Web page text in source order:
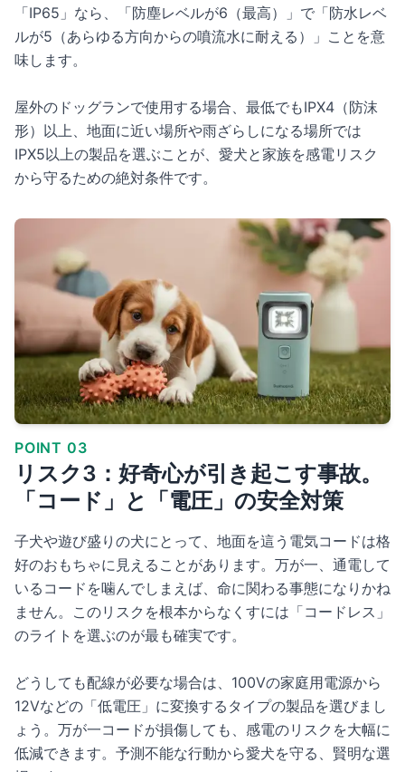
「IP65」なら、「防塵レベルが6（最高）」で「防水レベ
ルが5（あらゆる方向からの噴流水に耐える）」ことを意
味します。
屋外のドッグランで使用する場合、最低でもIPX4（防沫
形）以上、地面に近い場所や雨ざらしになる場所では
IPX5以上の製品を選ぶことが、愛犬と家族を感電リスク
から守るための絶対条件です。
POINT 03
リスク3：好奇心が引き起こす事故。
「コード」と「電圧」の安全対策
子犬や遊び盛りの犬にとって、地面を這う電気コードは格
好のおもちゃに見えることがあります。万が一、通電して
いるコードを噛んでしまえば、命に関わる事態になりかね
ません。このリスクを根本からなくすには「コードレス」
のライトを選ぶのが最も確実です。
どうしても配線が必要な場合は、100Vの家庭用電源から
12Vなどの「低電圧」に変換するタイプの製品を選びまし
ょう。万が一コードが損傷しても、感電のリスクを大幅に
低減できます。予測不能な行動から愛犬を守る、賢明な選